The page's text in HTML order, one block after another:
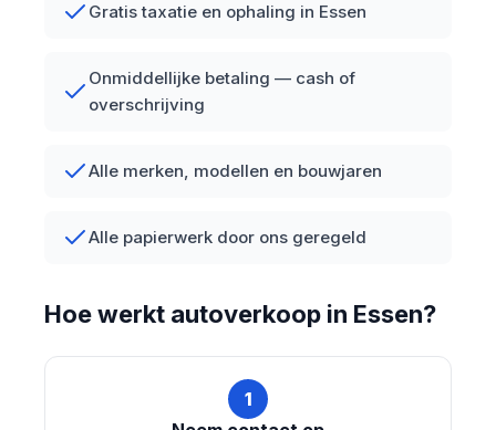
Gratis taxatie en ophaling in Essen
Onmiddellijke betaling — cash of
overschrijving
Alle merken, modellen en bouwjaren
Alle papierwerk door ons geregeld
Hoe werkt autoverkoop in Essen?
1